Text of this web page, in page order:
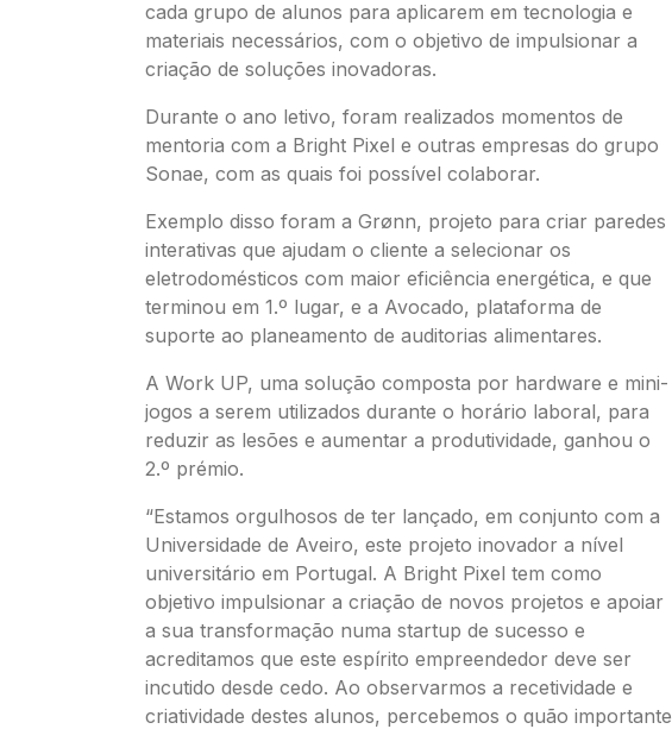
cada grupo de alunos para aplicarem em tecnologia e
materiais necessários, com o objetivo de impulsionar a
criação de soluções inovadoras.
Durante o ano letivo, foram realizados momentos de
mentoria com a Bright Pixel e outras empresas do grupo
Sonae, com as quais foi possível colaborar.
Exemplo disso foram a Grønn, projeto para criar paredes
interativas que ajudam o cliente a selecionar os
eletrodomésticos com maior eficiência energética, e que
terminou em 1.º lugar, e a Avocado, plataforma de
suporte ao planeamento de auditorias alimentares.
A Work UP, uma solução composta por hardware e mini-
jogos a serem utilizados durante o horário laboral, para
reduzir as lesões e aumentar a produtividade, ganhou o
2.º prémio.
“Estamos orgulhosos de ter lançado, em conjunto com a
Universidade de Aveiro, este projeto inovador a nível
universitário em Portugal. A Bright Pixel tem como
objetivo impulsionar a criação de novos projetos e apoiar
a sua transformação numa startup de sucesso e
acreditamos que este espírito empreendedor deve ser
incutido desde cedo. Ao observarmos a recetividade e
criatividade destes alunos, percebemos o quão importante